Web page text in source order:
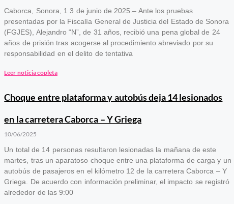
Caborca, Sonora, 1 3 de junio de 2025.– Ante los pruebas
presentadas por la Fiscalía General de Justicia del Estado de Sonora
(FGJES), Alejandro “N”, de 31 años, recibió una pena global de 24
años de prisión tras acogerse al procedimiento abreviado por su
responsabilidad en el delito de tentativa
Leer noticia copleta
Choque entre plataforma y autobús deja 14 lesionados
en la carretera Caborca – Y Griega
10/06/2025
Un total de 14 personas resultaron lesionadas la mañana de este
martes, tras un aparatoso choque entre una plataforma de carga y un
autobús de pasajeros en el kilómetro 12 de la carretera Caborca – Y
Griega. De acuerdo con información preliminar, el impacto se registró
alrededor de las 9:00